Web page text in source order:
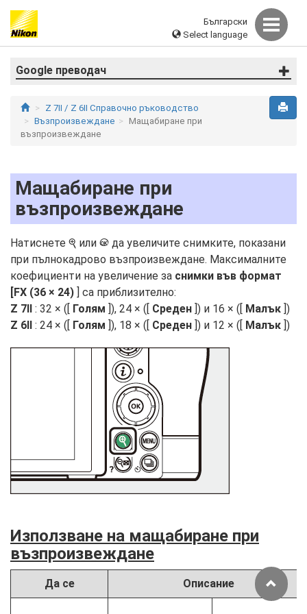
Български
Select language
Google преводач
Z 7II / Z 6II Справочно ръководство
Възпроизвеждане
Мащабиране при
възпроизвеждане
Мащабиране при
възпроизвеждане
Натиснете X или J да увеличите снимките, показани
при пълнокадрово възпроизвеждане. Максималните
коефициенти на увеличение за снимки във формат
[FX (36 × 24) ] са приблизително:
Z 7II : 32 × ([ Голям ]), 24 × ([ Среден ]) и 16 × ([ Малък ])
Z 6II : 24 × ([ Голям ]), 18 × ([ Среден ]) и 12 × ([ Малък ])
Използване на мащабиране при
възпроизвеждане
Да се Описание